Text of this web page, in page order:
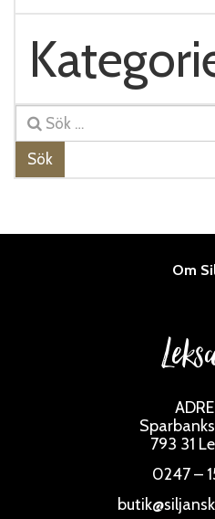
Sök
Om
793 31
0247 –